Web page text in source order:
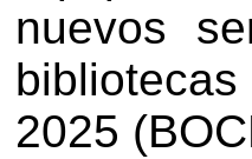
nuevos
2025